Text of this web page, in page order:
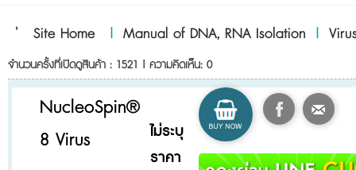
Site Home | Manual of DNA, RNA Isolation |
จำนวนครั้งที่เปิดดูสินค้า : 1521 | ความคิดเห็น: 0
NucleoSpin®
8 Virus
ไม่ระบุ
ราคา